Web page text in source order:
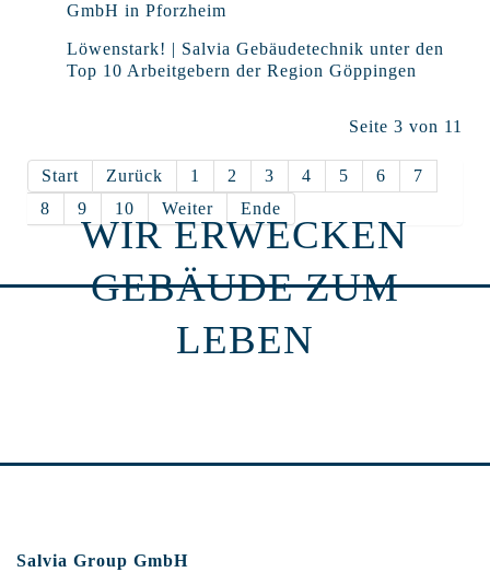
GmbH in Pforzheim
Löwenstark! | Salvia Gebäudetechnik unter den
Top 10 Arbeitgebern der Region Göppingen
Seite 3 von 11
Start Zurück 1 2 3 4 5 6
7
8
9 10 Weiter Ende
WIR ERWECKEN
GEBÄUDE ZUM
LEBEN
Salvia Group GmbH